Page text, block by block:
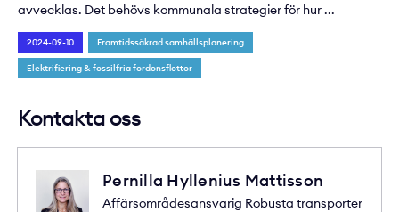
avvecklas. Det behövs kommunala strategier för hur ...
2024-09-10 Framtidssäkrad samhällsplanering
Elektrifiering & fossilfria fordonsflottor
Kontakta oss
Pernilla Hyllenius Mattisson
Affärsområdesansvarig Robusta transporter